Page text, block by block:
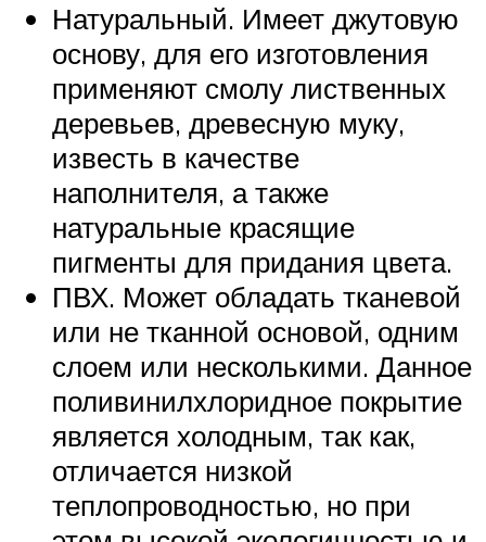
Натуральный. Имеет джутовую
основу, для его изготовления
применяют смолу лиственных
деревьев, древесную муку,
известь в качестве
наполнителя, а также
натуральные красящие
пигменты для придания цвета.
ПВХ. Может обладать тканевой
или не тканной основой, одним
слоем или несколькими. Данное
поливинилхлоридное покрытие
является холодным, так как,
отличается низкой
теплопроводностью, но при